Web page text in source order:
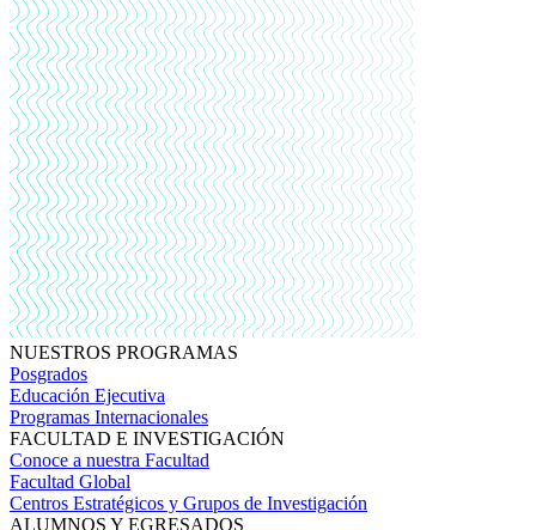
NUESTROS PROGRAMAS
Posgrados
Educación Ejecutiva
Programas Internacionales
FACULTAD E INVESTIGACIÓN
Conoce a nuestra Facultad
Facultad Global
Centros Estratégicos y Grupos de Investigación
ALUMNOS Y EGRESADOS